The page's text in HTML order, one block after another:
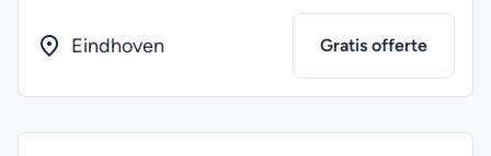
Eindhoven Gratis offerte